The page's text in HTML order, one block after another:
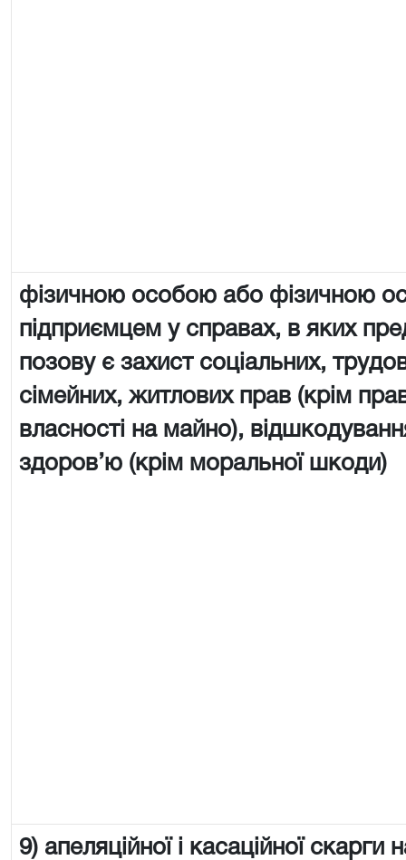
фізичною особою або фізичною
підприємцем у справах, в яких
позову є захист соціальних,
сімейних, житлових прав (крім
власності на майно),
здоров’ю (крім моральної шкоди)
9) апеляційної і касаційної скарги